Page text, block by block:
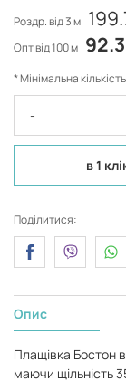
Роздр. від 3 м
Опт від 100 м
* Мінімальна
-
в 1
Поділитися:
Опис
Плащівка Бостон
маючи щільність